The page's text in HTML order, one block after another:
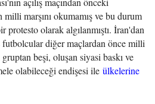
marşını okumamış ve bu durum
olarak algılanmıştı. İran'dan
diğer maçlardan önce milli
beşi, oluşan siyasi baskı ve
olabileceği endişesi ile ülkelerine